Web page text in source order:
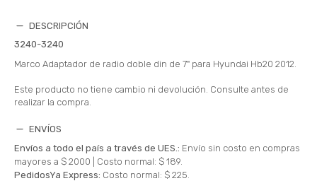
DESCRIPCIÓN
3240-3240
Marco Adaptador de radio doble din de 7" para Hyundai Hb20 2012.
Este producto no tiene cambio ni devolución. Consulte antes de
realizar la compra.
ENVÍOS
Envíos a todo el país a través de UES.: Envío sin costo en compras
mayores a $ 2000 | Costo normal: $ 189.
PedidosYa Express: Costo normal: $ 225.